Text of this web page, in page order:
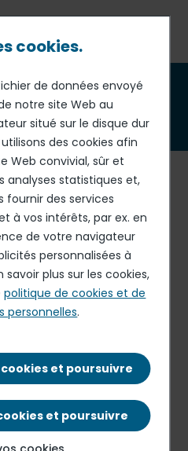
,
indépendant
France de 1996 à 2005,
est devenu le
de l’enseigne. De 2005 à
Europe où il participe
avec le lancement de
d’image de
pendant cette
de l’enseigne et 40% de
de 2011 à 2013 et met en
offensive avec
du groupe et une
de chambres.
cookies.
de données envoyé
notre site Web au
situé sur le disque dur
des cookies afin
Web convivial, sûr et
analyses statistiques et,
fournir des services
à vos intérêts, par ex. en
de votre navigateur
personnalisées à
plus sur les cookies,
politique de cookies et de
personnelles.
et poursuivre
et poursuivre